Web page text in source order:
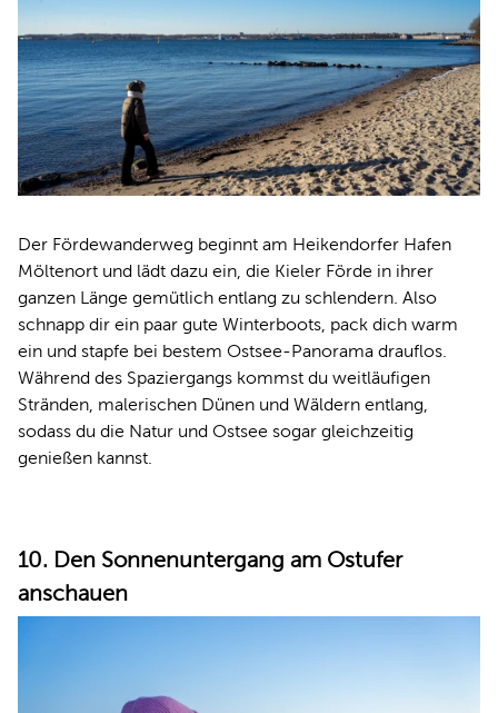
Der Fördewanderweg beginnt am Heikendorfer Hafen
Möltenort und lädt dazu ein, die Kieler Förde in ihrer
ganzen Länge gemütlich entlang zu schlendern. Also
schnapp dir ein paar gute Winterboots, pack dich warm
ein und stapfe bei bestem Ostsee-Panorama drauflos.
Während des Spaziergangs kommst du weitläufigen
Stränden, malerischen Dünen und Wäldern entlang,
sodass du die Natur und Ostsee sogar gleichzeitig
genießen kannst.
10. Den Sonnenuntergang am Ostufer
anschauen